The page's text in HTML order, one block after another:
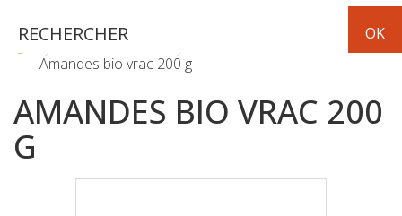
Fruits & Légumes
Amandes bio vrac 200 g
AMANDES BIO VRAC 200
G